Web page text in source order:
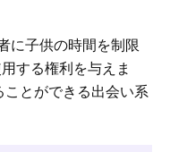
に子供の時間を制限
する権利を与えま
とができる出会い系